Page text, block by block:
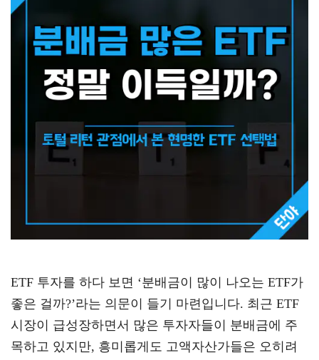
ETF 투자를 하다 보면 ‘분배금이 많이 나오는 ETF가
좋은 걸까?’라는 의문이 들기 마련입니다. 최근 ETF
시장이 급성장하면서 많은 투자자들이 분배금에 주
목하고 있지만, 흥미롭게도 고액자산가들은 오히려